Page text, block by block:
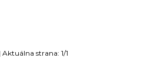
strana: 1/1